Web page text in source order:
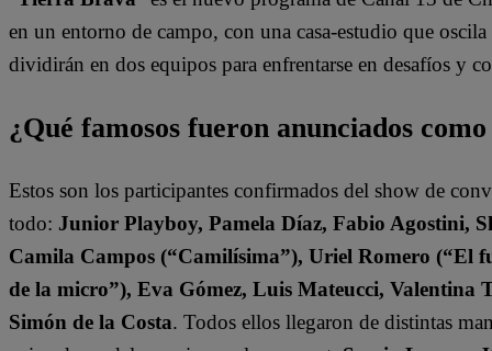
en un entorno de campo, con una casa-estudio que
dividirán en dos equipos para enfrentarse en desafíos y
¿Qué famosos fueron anunciados
Estos son los participantes confirmados del show de
todo: Junior Playboy, Pamela Díaz, Fabio Agostini,
Camila Campos (“Camilísima”), Uriel Romero (“El
de la micro”), Eva Gómez, Luis Mateucci, Valentina
Simón de la Costa. Todos ellos llegaron de distintas